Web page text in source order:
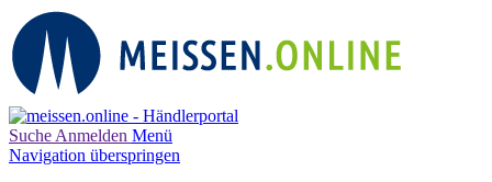
Suche Anmelden Menü
Navigation überspringen